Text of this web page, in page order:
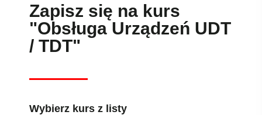
Zapisz się na kurs
"Obsługa Urządzeń UDT
/ TDT"
Wybierz kurs z listy